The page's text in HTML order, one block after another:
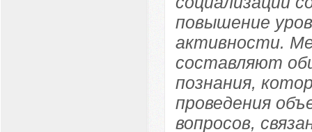
повышение
активности.
составляют
познания,
проведения
вопросов,